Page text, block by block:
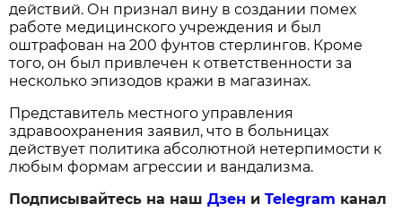
действий. Он признал вину в создании помех
работе медицинского учреждения и был
оштрафован на 200 фунтов стерлингов. Кроме
того, он был привлечен к ответственности за
несколько эпизодов кражи в магазинах.
Представитель местного управления
здравоохранения заявил, что в больницах
действует политика абсолютной нетерпимости к
любым формам агрессии и вандализма.
Подписывайтесь на нашДзен иTelegram канал